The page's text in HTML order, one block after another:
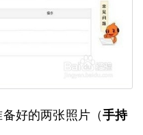
好的两张照片（手持